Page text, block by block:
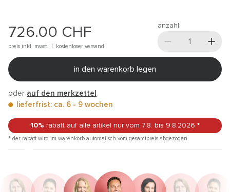
726.00 CHF
preis inkl. mwst. | kostenloser versand
anzahl:
in den warenkorb legen
oder auf den merkzettel
lieferfrist: ca. 6 - 9 wochen
10% rabatt auf alle artikel nur vom 7.8. bis 9.8.2026 *
* der rabatt wird im warenkorb automatisch vom gesamtpreis abgezogen.